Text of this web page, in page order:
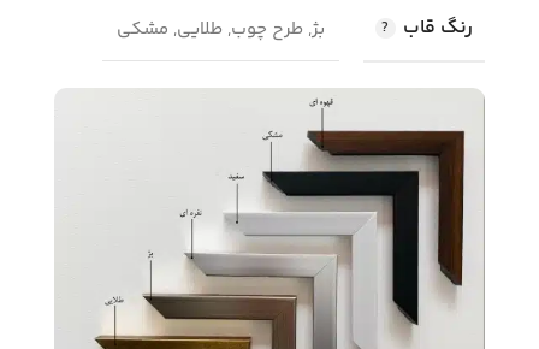
رنگ قاب بژ, طرح چوب, طلایی, مشکی